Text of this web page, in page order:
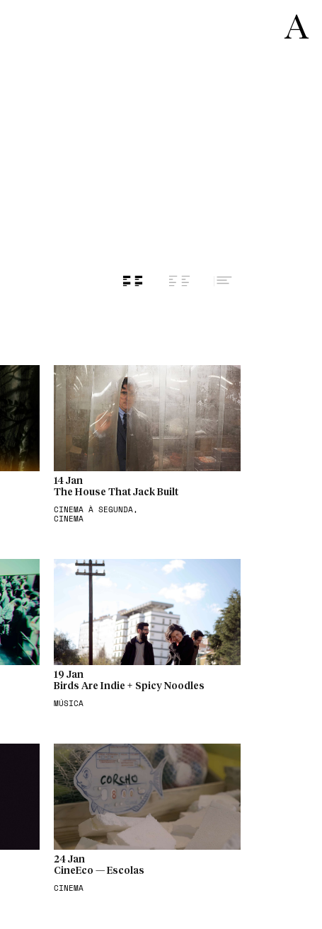
14 Jan
The House That Jack Built
CINEMA À SEGUNDA,
CINEMA
19 Jan
Birds Are Indie + Spicy Noodles
MÚSICA
24 Jan
CineEco — Escolas
CINEMA